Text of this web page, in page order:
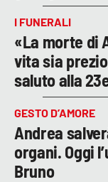
I FUNERALI
«La morte di
vita sia
saluto alla
GESTO D’AMORE
Andrea
organi. Oggi
Bruno